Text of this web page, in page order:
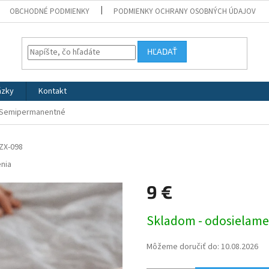
OBCHODNÉ PODMIENKY PODMIENKY OCHRANY OSOBNÝCH ÚDAJOV
HĽADAŤ
Kontakt
098
9 €
cena:
Skladom -
Môžeme doručiť do: 10.08.2026